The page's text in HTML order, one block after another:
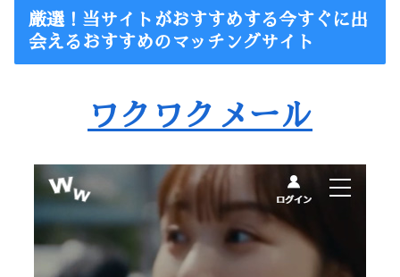
厳選！当サイトがおすすめする今すぐに出
会えるおすすめのマッチングサイト
ワクワクメール